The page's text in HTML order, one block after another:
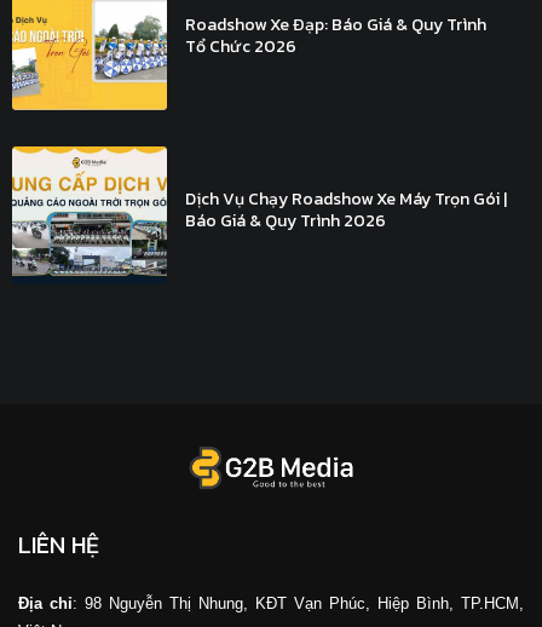
Roadshow Xe Đạp: Báo Giá & Quy Trình
Tổ Chức 2026
Dịch Vụ Chạy Roadshow Xe Máy Trọn Gói |
Báo Giá & Quy Trình 2026
LIÊN HỆ
Địa chỉ: 98 Nguyễn Thị Nhung, KĐT Vạn Phúc, Hiệp Bình, TP.HCM,